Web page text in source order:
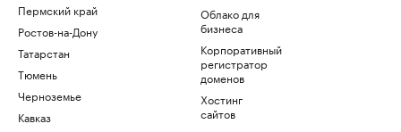
Пермский край
Ростов-на-Дону
Татарстан
Тюмень
Черноземье
Кавказ
Облако для
бизнеса
Корпоративный
регистратор
доменов
Хостинг
сайтов